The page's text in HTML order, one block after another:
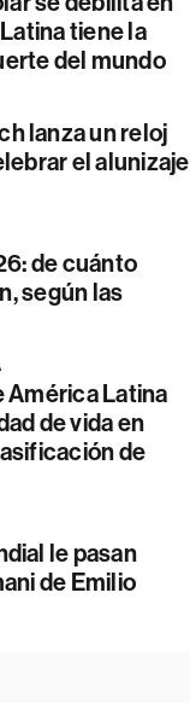
tiene la
del mundo
lanza un reloj
el alunizaje
de cuánto
según las
América Latina
de vida en
de
le pasan
de Emilio